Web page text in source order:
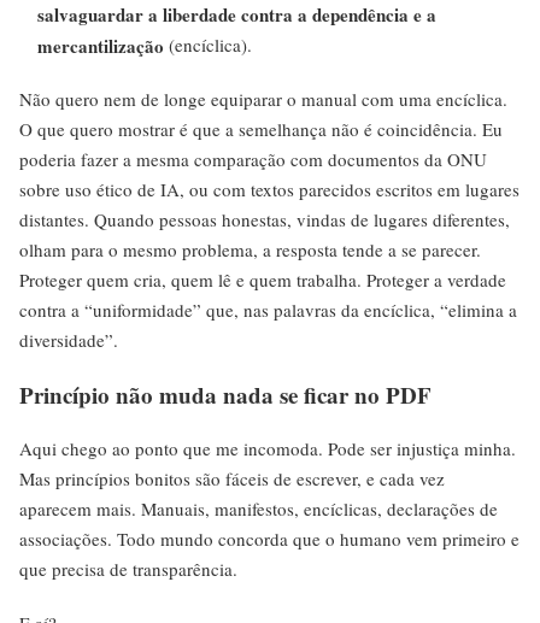
salvaguardar a liberdade contra a dependência e a
mercantilização (encíclica).
Não quero nem de longe equiparar o manual com uma encíclica.
O que quero mostrar é que a semelhança não é coincidência. Eu
poderia fazer a mesma comparação com documentos da ONU
sobre uso ético de IA, ou com textos parecidos escritos em lugares
distantes. Quando pessoas honestas, vindas de lugares diferentes,
olham para o mesmo problema, a resposta tende a se parecer.
Proteger quem cria, quem lê e quem trabalha. Proteger a verdade
contra a “uniformidade” que, nas palavras da encíclica, “elimina a
diversidade”.
Princípio não muda nada se ficar no PDF
Aqui chego ao ponto que me incomoda. Pode ser injustiça minha.
Mas princípios bonitos são fáceis de escrever, e cada vez
aparecem mais. Manuais, manifestos, encíclicas, declarações de
associações. Todo mundo concorda que o humano vem primeiro e
que precisa de transparência.